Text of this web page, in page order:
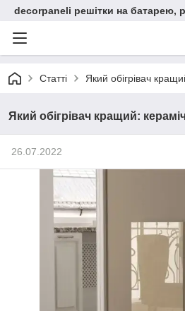
decorpaneli решітки на батарею,
Статті Який обігрівач
Який обігрівач кращий:
26.07.2022